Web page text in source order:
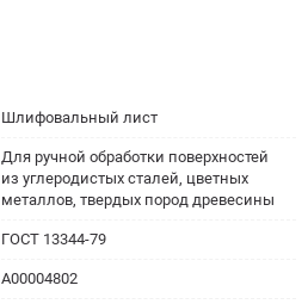
Шлифовальный лист
Для ручной обработки поверхностей
из углеродистых сталей, цветных
металлов, твердых пород древесины
ГОСТ 13344-79
A00004802